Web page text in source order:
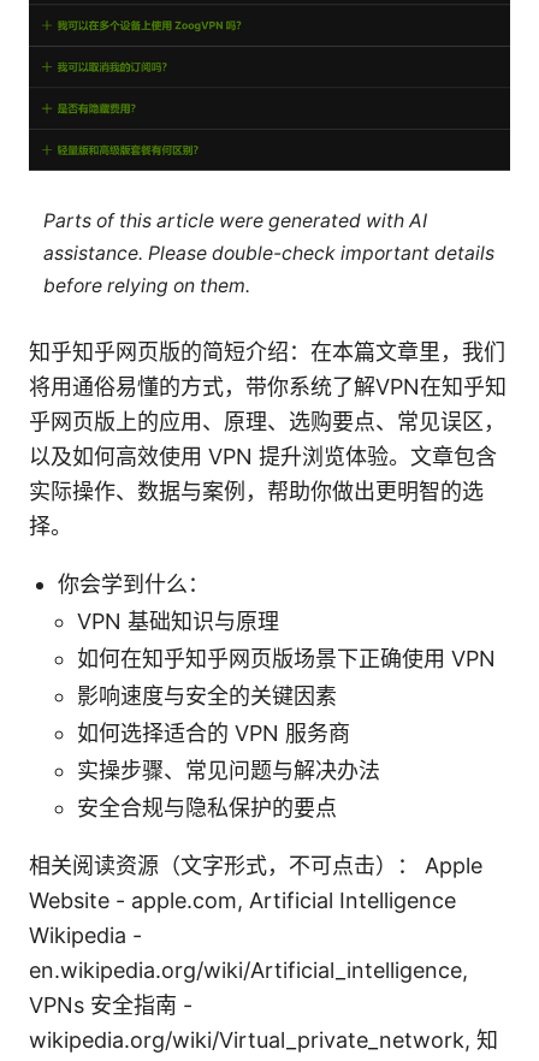
Parts of this article were generated with AI
assistance. Please double-check important details
before relying on them.
知乎知乎网页版的简短介绍：在本篇文章里，我们
将用通俗易懂的方式，带你系统了解VPN在知乎知
乎网页版上的应用、原理、选购要点、常见误区，
以及如何高效使用 VPN 提升浏览体验。文章包含
实际操作、数据与案例，帮助你做出更明智的选
择。
你会学到什么：
VPN 基础知识与原理
如何在知乎知乎网页版场景下正确使用 VPN
影响速度与安全的关键因素
如何选择适合的 VPN 服务商
实操步骤、常见问题与解决办法
安全合规与隐私保护的要点
相关阅读资源（文字形式，不可点击）： Apple
Website - apple.com, Artificial Intelligence
Wikipedia -
en.wikipedia.org/wiki/Artificial_intelligence,
VPNs 安全指南 -
wikipedia.org/wiki/Virtual_private_network, 知